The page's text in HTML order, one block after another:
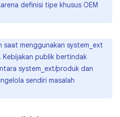
definisi tipe khusus OEM
saat menggunakan system_ext
publik bertindak
system_ext/produk dan
sendiri masalah